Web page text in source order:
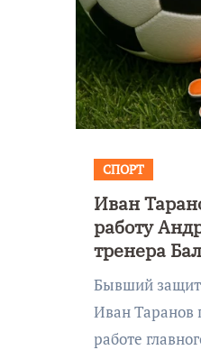
СПОРТ
Иван
работу
тренера
Бывший защитник московского ЦСКА
Иван Таранов
работе
сияние
над